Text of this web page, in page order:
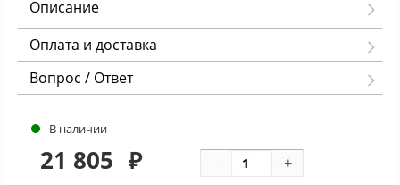
Описание
Оплата и доставка
Вопрос / Ответ
В наличии
21 805 ₽